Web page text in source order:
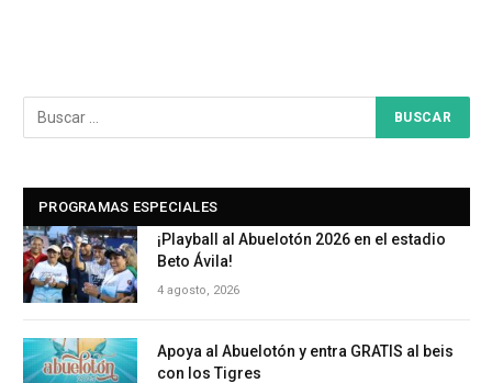
PROGRAMAS ESPECIALES
¡Playball al Abuelotón 2026 en el estadio
Beto Ávila!
4 agosto, 2026
Apoya al Abuelotón y entra GRATIS al beis
con los Tigres